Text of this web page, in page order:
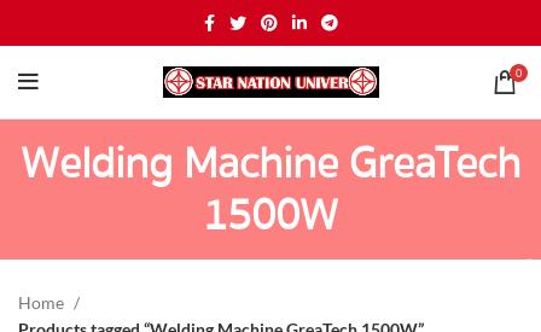
0
Welding Machine GreaTech
1500W
Home